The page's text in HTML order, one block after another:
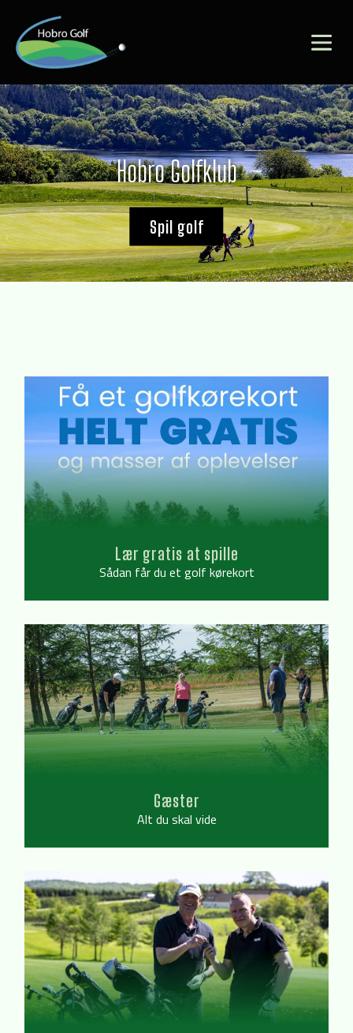
Hobro Golfklub
Spil golf
Lær gratis at spille
Sådan får du et golf kørekort
Gæster
Alt du skal vide